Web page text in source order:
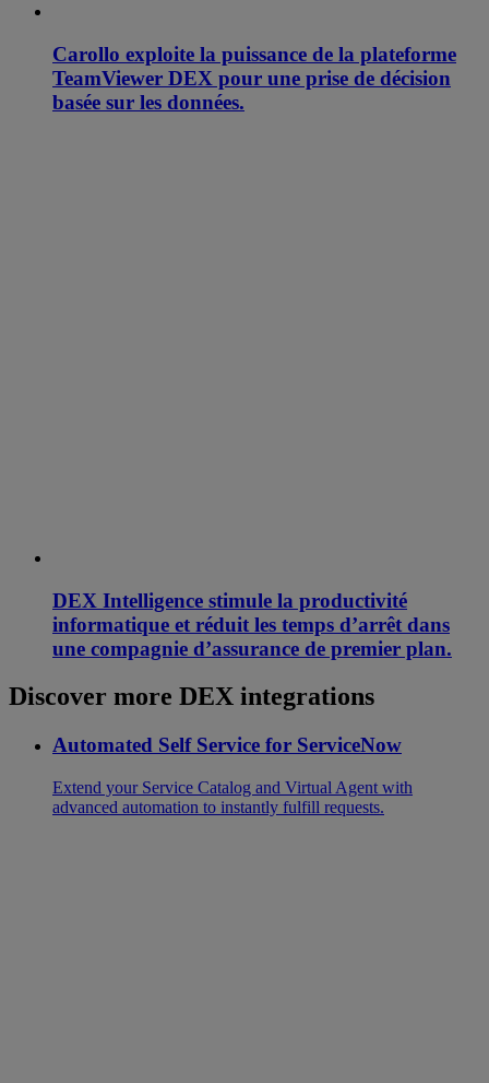
Carollo exploite la puissance de la plateforme
TeamViewer DEX pour une prise de décision
basée sur les données.
DEX Intelligence stimule la productivité
informatique et réduit les temps d’arrêt dans
une compagnie d’assurance de premier plan.
Discover more DEX integrations
Automated Self Service for ServiceNow
Extend your Service Catalog and Virtual Agent with
advanced automation to instantly fulfill requests.